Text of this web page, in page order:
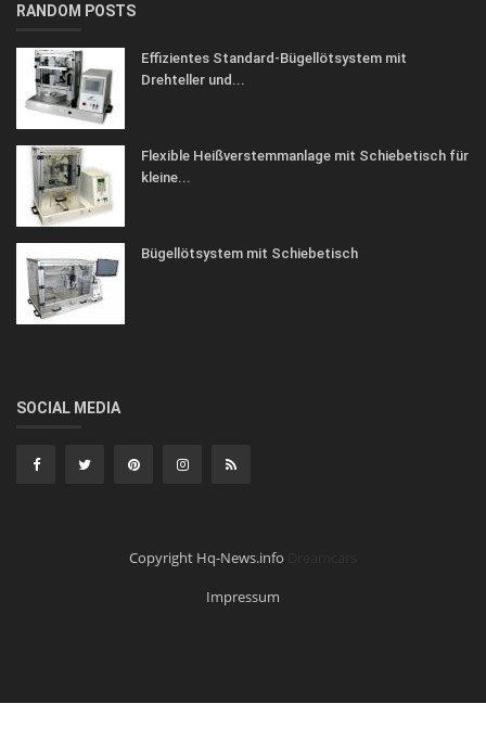
RANDOM POSTS
Effizientes Standard-Bügellötsystem mit
Drehteller und...
Flexible Heißverstemmanlage mit Schiebetisch für
kleine...
Bügellötsystem mit Schiebetisch
SOCIAL MEDIA
Copyright Hq-News.info
Impressum